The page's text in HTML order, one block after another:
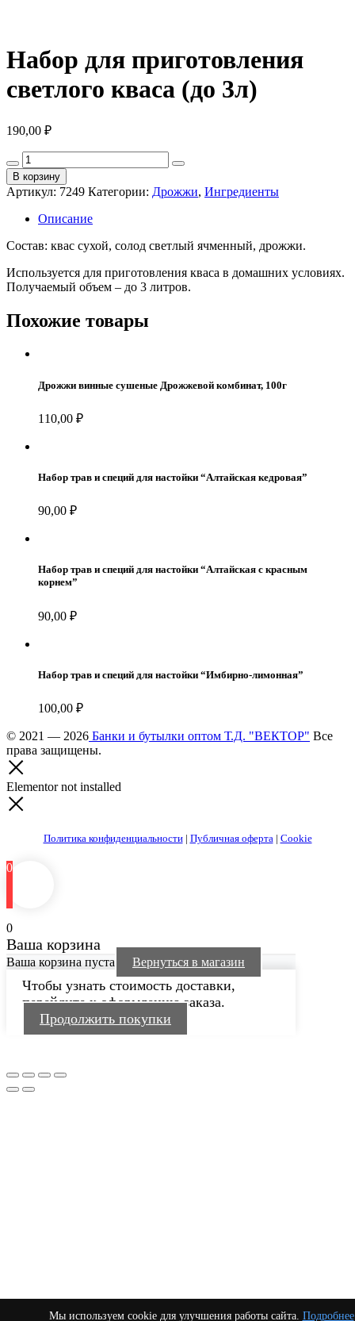
Набор для приготовления
светлого кваса (до 3л)
190,00 ₽
Количество
товара
Набор
для
приготовления
светлого
кваса
3л)
В корзину
Артикул: 7249 Категории: Дрожжи, Ингредиенты
Описание
Состав: квас сухой, солод светлый ячменный, дрожжи.
Используется для приготовления кваса в домашних условиях.
Получаемый объем – до 3 литров.
Похожие товары
Дрожжи винные сушеные Дрожжевой комбинат, 100г
110,00 ₽
Набор трав и специй для настойки “Алтайская кедровая”
90,00 ₽
Набор трав и специй для настойки “Алтайская с красным
корнем”
90,00 ₽
Набор трав и специй для настойки “Имбирно-лимонная”
100,00 ₽
© 2021 — 2026 Банки и бутылки оптом Т.Д. "ВЕКТОР" Все
права защищены.
Elementor not installed
Мы используем cookie для улучшения работы сайта. Подробнее
Политика конфиденциальности| Публичная оферта | Cookie
0
0
Ваша корзина
Ваша корзина пуста Вернуться в магазин
Чтобы узнать стоимость доставки,
перейдите к оформлению заказа.
Продолжить покупки